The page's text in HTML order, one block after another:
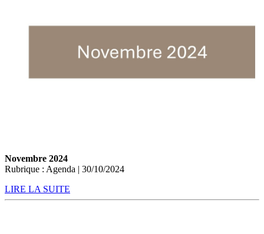
Novembre 2024
Rubrique : Agenda | 30/10/2024
LIRE LA SUITE